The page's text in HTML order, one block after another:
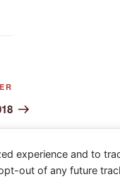
Beitrag
experience and to
out of any future